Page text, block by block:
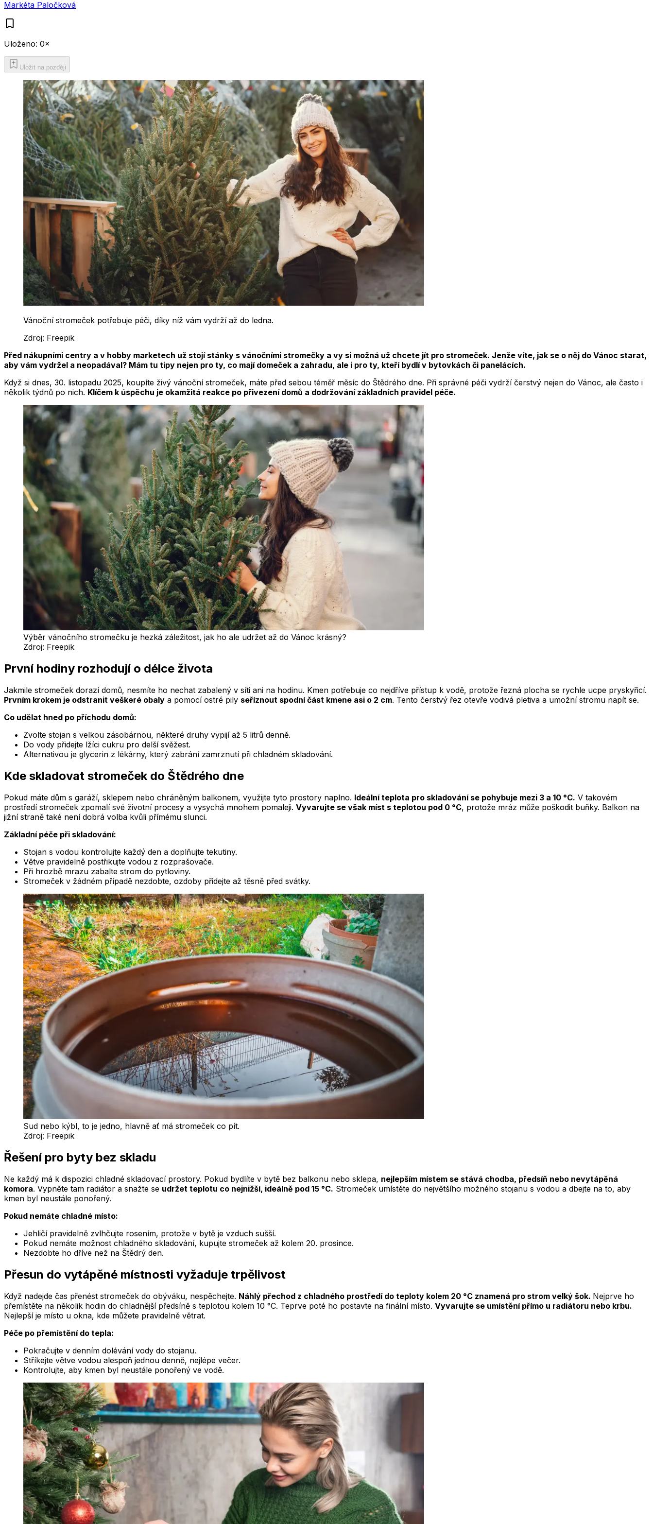
Markéta Paločková
Uloženo: 0×
Uložit na později
Vánoční stromeček potřebuje péči, díky níž vám vydrží až do ledna.
Zdroj: Freepik
Před nákupními centry a v hobby marketech už stojí stánky s vánočními stromečky a vy si možná už chcete jít pro stromeček. Jenže víte, jak se o něj do Vánoc starat,
aby vám vydržel a neopadával? Mám tu tipy nejen pro ty, co mají domeček a zahradu, ale i pro ty, kteří bydlí v bytovkách či panelácích.
Když si dnes, 30. listopadu 2025, koupíte živý vánoční stromeček, máte před sebou téměř měsíc do Štědrého dne. Při správné péči vydrží čerstvý nejen do Vánoc, ale často i
několik týdnů po nich. Klíčem k úspěchu je okamžitá reakce po přivezení domů a dodržování základních pravidel péče.
Výběr vánočního stromečku je hezká záležitost, jak ho ale udržet až do Vánoc krásný?
Zdroj: Freepik
První hodiny rozhodují o délce života
Jakmile stromeček dorazí domů, nesmíte ho nechat zabalený v síti ani na hodinu. Kmen potřebuje co nejdříve přístup k vodě, protože řezná plocha se rychle ucpe pryskyřicí.
Prvním krokem je odstranit veškeré obaly a pomocí ostré pily seříznout spodní část kmene asi o 2 cm. Tento čerstvý řez otevře vodivá pletiva a umožní stromu napít se.
Co udělat hned po příchodu domů:
Zvolte stojan s velkou zásobárnou, některé druhy vypijí až 5 litrů denně.
Do vody přidejte lžíci cukru pro delší svěžest.
Alternativou je glycerin z lékárny, který zabrání zamrznutí při chladném skladování.
Kde skladovat stromeček do Štědrého dne
Pokud máte dům s garáží, sklepem nebo chráněným balkonem, využijte tyto prostory naplno. Ideální teplota pro skladování se pohybuje mezi 3 a 10 °C. V takovém
prostředí stromeček zpomalí své životní procesy a vysychá mnohem pomaleji. Vyvarujte se však míst s teplotou pod 0 °C, protože mráz může poškodit buňky. Balkon na
jižní straně také není dobrá volba kvůli přímému slunci.
Základní péče při skladování:
Stojan s vodou kontrolujte každý den a doplňujte tekutiny.
Větve pravidelně postřikujte vodou z rozprašovače.
Při hrozbě mrazu zabalte strom do pytloviny.
Stromeček v žádném případě nezdobte, ozdoby přidejte až těsně před svátky.
Sud nebo kýbl, to je jedno, hlavně ať má stromeček co pít.
Zdroj: Freepik
Řešení pro byty bez skladu
Ne každý má k dispozici chladné skladovací prostory. Pokud bydlíte v bytě bez balkonu nebo sklepa, nejlepším místem se stává chodba, předsíň nebo nevytápěná
komora. Vypněte tam radiátor a snažte se udržet teplotu co nejnižší, ideálně pod 15 °C. Stromeček umístěte do největšího možného stojanu s vodou a dbejte na to, aby
kmen byl neustále ponořený.
Pokud nemáte chladné místo:
Jehličí pravidelně zvlhčujte rosením, protože v bytě je vzduch sušší.
Pokud nemáte možnost chladného skladování, kupujte stromeček až kolem 20. prosince.
Nezdobte ho dříve než na Štědrý den.
Přesun do vytápěné místnosti vyžaduje trpělivost
Když nadejde čas přenést stromeček do obýváku, nespěchejte. Náhlý přechod z chladného prostředí do teploty kolem 20 °C znamená pro strom velký šok. Nejprve ho
přemístěte na několik hodin do chladnější předsíně s teplotou kolem 10 °C. Teprve poté ho postavte na finální místo. Vyvarujte se umístění přímo u radiátoru nebo krbu.
Nejlepší je místo u okna, kde můžete pravidelně větrat.
Péče po přemístění do tepla:
Pokračujte v denním dolévání vody do stojanu.
Stříkejte větve vodou alespoň jednou denně, nejlépe večer.
Kontrolujte, aby kmen byl neustále ponořený ve vodě.